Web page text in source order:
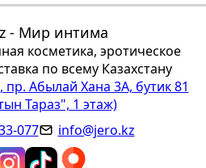
- Мир интима
косметика, эротическое
по всему Казахстану
, пр. Абылай Хана 3А, бутик 81
Тараз", 1 этаж)
077
info@jero.kz